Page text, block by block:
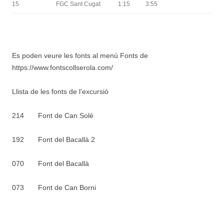
15 FGC Sant Cugat 1:15 3:55
Es poden veure les fonts al menú Fonts de
https://www.fontscollserola.com/
Llista de les fonts de l’excursió
214 Font de Can Solé
192 Font del Bacallà 2
070 Font del Bacallà
073 Font de Can Borni